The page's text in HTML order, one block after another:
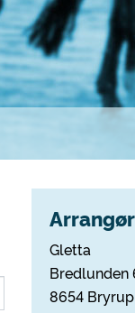
Gletta
Bredlunden
8654 Bryrup